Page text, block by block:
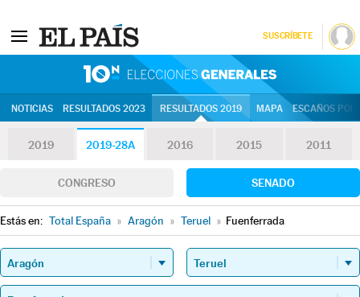
SUSCRÍBETE
NOTICIAS RESULTADOS 2023 RESULTADOS 2019 MAPA ESCAÑOS
2019 2019-28A 2016 2015 2011
CONGRESO SENADO
Estás en: Total España » Aragón » Teruel » Fuenferrada